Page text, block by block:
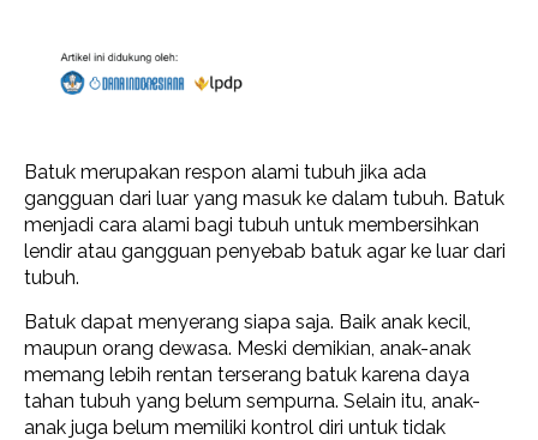
Batuk merupakan respon alami tubuh jika ada
gangguan dari luar yang masuk ke dalam tubuh. Batuk
menjadi cara alami bagi tubuh untuk membersihkan
lendir atau gangguan penyebab batuk agar ke luar dari
tubuh.
Batuk dapat menyerang siapa saja. Baik anak kecil,
maupun orang dewasa. Meski demikian, anak-anak
memang lebih rentan terserang batuk karena daya
tahan tubuh yang belum sempurna. Selain itu, anak-
anak juga belum memiliki kontrol diri untuk tidak